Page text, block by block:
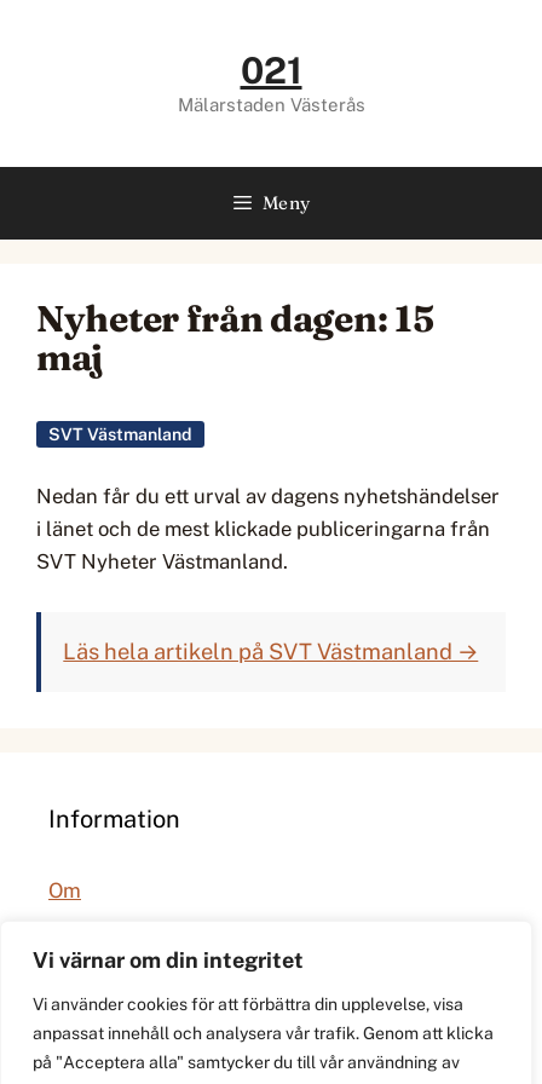
Vi värnar om din integritet
Vi använder cookies för att förbättra din upplevelse, visa
anpassat innehåll och analysera vår trafik. Genom att klicka
på "Acceptera alla" samtycker du till vår användning av
021
Mälarstaden Västerås
Meny
Nyheter från dagen: 15
maj
SVT Västmanland
Nedan får du ett urval av dagens nyhetshändelser
i länet och de mest klickade publiceringarna från
SVT Nyheter Västmanland.
Läs hela artikeln på SVT Västmanland →
Information
Om